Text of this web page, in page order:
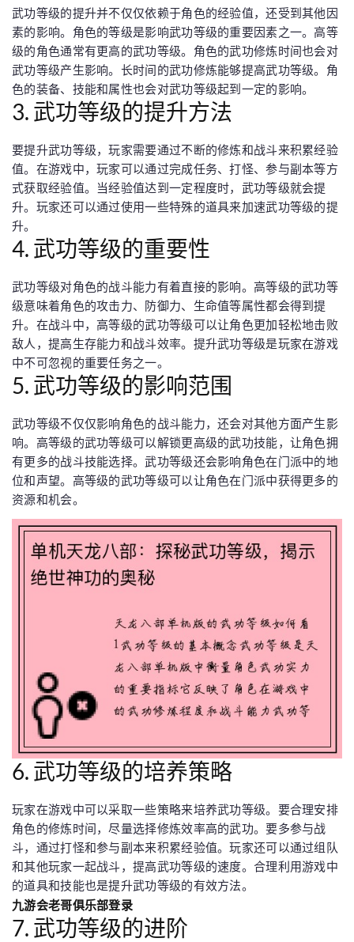
武功等级的提升并不仅仅依赖于角色的经验值，还受到其他因
素的影响。角色的等级是影响武功等级的重要因素之一。高等
级的角色通常有更高的武功等级。角色的武功修炼时间也会对
武功等级产生影响。长时间的武功修炼能够提高武功等级。角
色的装备、技能和属性也会对武功等级起到一定的影响。
3. 武功等级的提升方法
要提升武功等级，玩家需要通过不断的修炼和战斗来积累经验
值。在游戏中，玩家可以通过完成任务、打怪、参与副本等方
式获取经验值。当经验值达到一定程度时，武功等级就会提
升。玩家还可以通过使用一些特殊的道具来加速武功等级的提
升。
4. 武功等级的重要性
武功等级对角色的战斗能力有着直接的影响。高等级的武功等
级意味着角色的攻击力、防御力、生命值等属性都会得到提
升。在战斗中，高等级的武功等级可以让角色更加轻松地击败
敌人，提高生存能力和战斗效率。提升武功等级是玩家在游戏
中不可忽视的重要任务之一。
5. 武功等级的影响范围
武功等级不仅仅影响角色的战斗能力，还会对其他方面产生影
响。高等级的武功等级可以解锁更高级的武功技能，让角色拥
有更多的战斗技能选择。武功等级还会影响角色在门派中的地
位和声望。高等级的武功等级可以让角色在门派中获得更多的
资源和机会。
6. 武功等级的培养策略
玩家在游戏中可以采取一些策略来培养武功等级。要合理安排
角色的修炼时间，尽量选择修炼效率高的武功。要多参与战
斗，通过打怪和参与副本来积累经验值。玩家还可以通过组队
和其他玩家一起战斗，提高武功等级的速度。合理利用游戏中
的道具和技能也是提升武功等级的有效方法。
九游会老哥俱乐部登录
7. 武功等级的进阶